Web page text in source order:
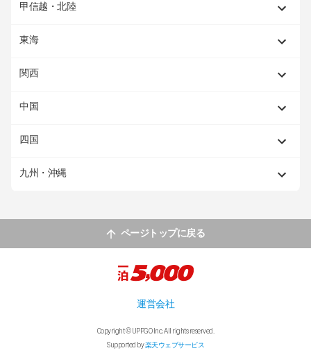
甲信越・北陸
東海
関西
中国
四国
九州・沖縄
ページトップに戻る
運営会社
Copyright © UPPGO Inc. All rights reserved.
Supported by楽天ウェブサービス